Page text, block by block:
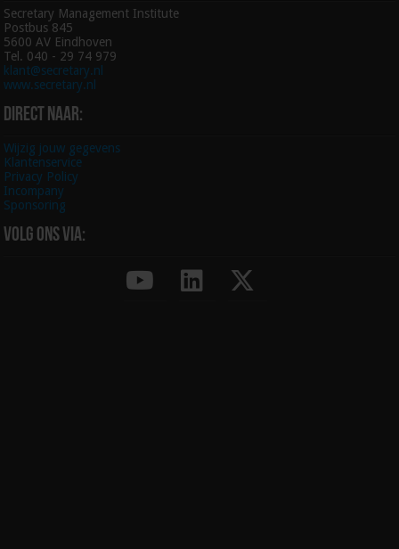
Secretary Management Institute
Postbus 845
5600 AV Eindhoven
Tel. 040 - 29 74 979
klant@secretary.nl
www.secretary.nl
Direct naar:
Wijzig jouw gegevens
Klantenservice
Privacy Policy
Incompany
Sponsoring
Volg ons via: